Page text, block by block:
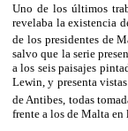
Uno de los últimos
revelaba la existencia
de los presidentes de
salvo que la serie
a los seis paisajes
Lewin, y presenta
de Antibes, todas
frente a los de Malta en